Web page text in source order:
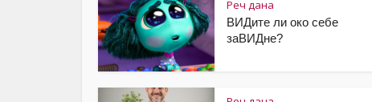
Реч дана
ВИДите ли око себе
заВИДне?